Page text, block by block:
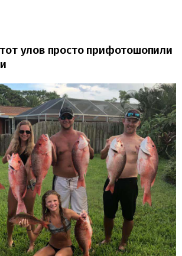
улов просто прифотошопили